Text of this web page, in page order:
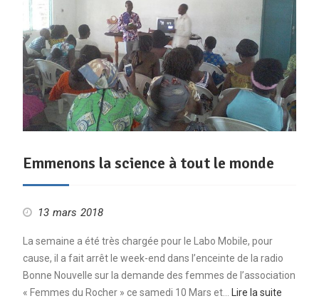
Emmenons la science à tout le monde
13 mars 2018
La semaine a été très chargée pour le Labo Mobile, pour
cause, il a fait arrêt le week-end dans l’enceinte de la radio
Bonne Nouvelle sur la demande des femmes de l’association
« Femmes du Rocher » ce samedi 10 Mars et… Lire la suite